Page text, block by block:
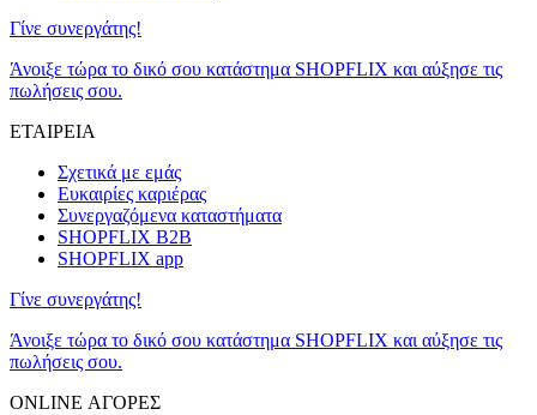
Γίνε συνεργάτης!
Άνοιξε τώρα το δικό σου κατάστημα SHOPFLIX και αύξησε τις
πωλήσεις σου.
ΕΤΑΙΡΕΙΑ
Σχετικά με εμάς
Ευκαιρίες καριέρας
Συνεργαζόμενα καταστήματα
SHOPFLIX B2B
SHOPFLIX app
Γίνε συνεργάτης!
Άνοιξε τώρα το δικό σου κατάστημα SHOPFLIX και αύξησε τις
πωλήσεις σου.
ONLINE ΑΓΟΡΕΣ